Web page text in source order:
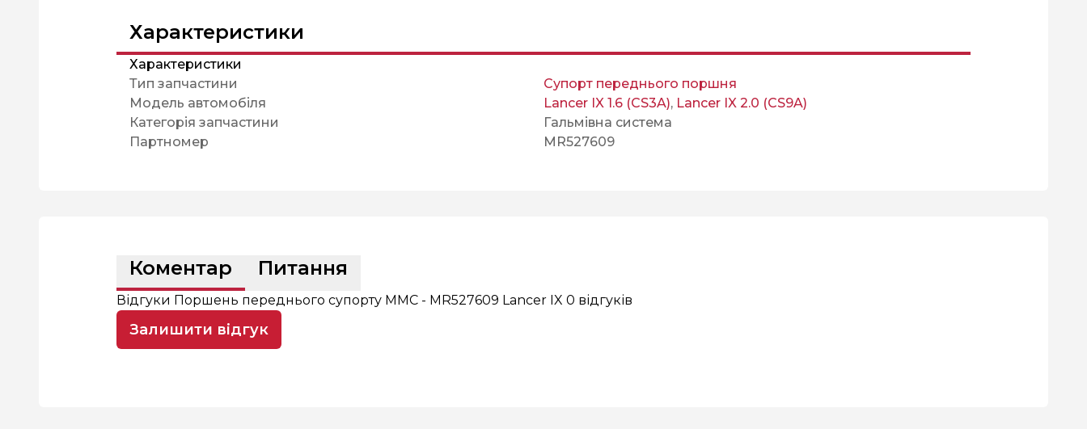
Характеристики
Характеристики
Тип запчастини
Супорт переднього поршня
Модель автомобіля
Lancer IX 1.6 (CS3A), Lancer IX 2.0 (CS9A)
Категорія запчастини
Гальмівна система
Партномер
MR527609
Коментар Питання
Відгуки Поршень переднього супорту MMC - MR527609 Lancer IX 0 відгуків
Залишити відгук